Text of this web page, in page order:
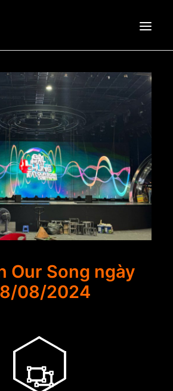
Our Song ngày
08/2024